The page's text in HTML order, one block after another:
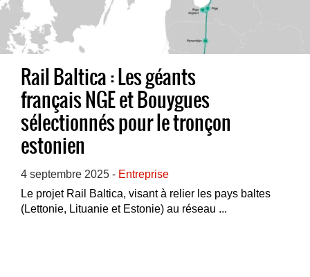
Rail Baltica : Les géants
français NGE et Bouygues
sélectionnés pour le tronçon
estonien
4 septembre 2025 - Entreprise
Le projet Rail Baltica, visant à relier les pays baltes
(Lettonie, Lituanie et Estonie) au réseau ...